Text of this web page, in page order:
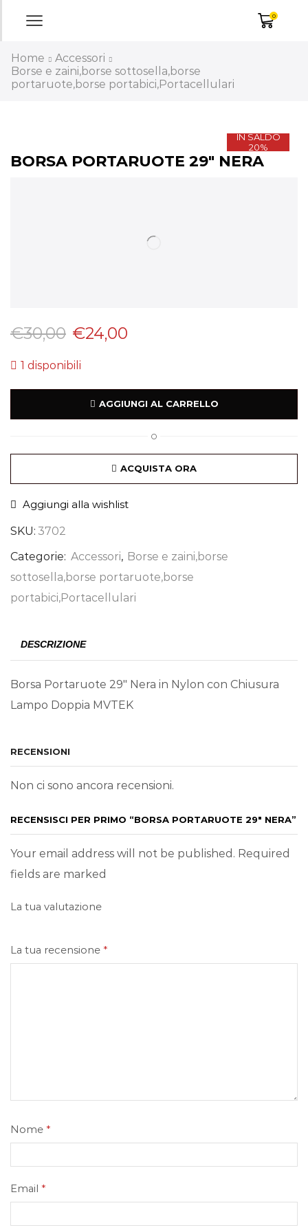
0
Home
Accessori
Borse e zaini,borse sottosella,borse
portaruote,borse portabici,Portacellulari
IN SALDO
20%
BORSA PORTARUOTE 29″ NERA
€30,00 €24,00
1 disponibili
AGGIUNGI AL CARRELLO
O
ACQUISTA ORA
Aggiungi alla wishlist
SKU: 3702
Categorie: Accessori, Borse e zaini,borse
sottosella,borse portaruote,borse
portabici,Portacellulari
DESCRIZIONE
Borsa Portaruote 29″ Nera in Nylon con Chiusura
Lampo Doppia MVTEK
RECENSIONI
Non ci sono ancora recensioni.
RECENSISCI PER PRIMO “BORSA PORTARUOTE 29″ NERA”
Your email address will not be published. Required
fields are marked
La tua valutazione
La tua recensione *
Nome *
Email *